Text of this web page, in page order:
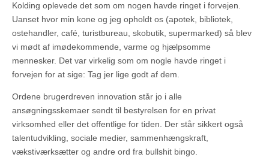
Kolding oplevede det som om nogen havde ringet i forvejen.
Uanset hvor min kone og jeg opholdt os (apotek, bibliotek,
ostehandler, café, turistbureau, skobutik, supermarked) så blev
vi mødt af imødekommende, varme og hjælpsomme
mennesker. Det var virkelig som om nogle havde ringet i
forvejen for at sige: Tag jer lige godt af dem.
Ordene brugerdreven innovation står jo i alle
ansøgningsskemaer sendt til bestyrelsen for en privat
virksomhed eller det offentlige for tiden. Der står sikkert også
talentudvikling, sociale medier, sammenhængskraft,
vækstiværksætter og andre ord fra bullshit bingo.